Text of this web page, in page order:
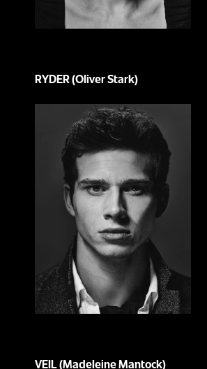
RYDER (Oliver Stark)
VEIL (Madeleine Mantock)